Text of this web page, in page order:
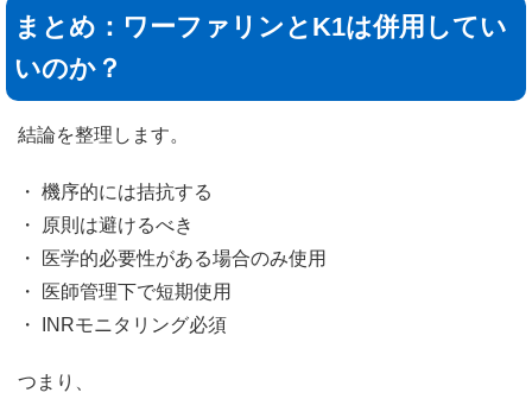
まとめ：ワーファリンとK1は併用してい
いのか？
結論を整理します。
・ 機序的には拮抗する
・ 原則は避けるべき
・ 医学的必要性がある場合のみ使用
・ 医師管理下で短期使用
・ INRモニタリング必須
つまり、